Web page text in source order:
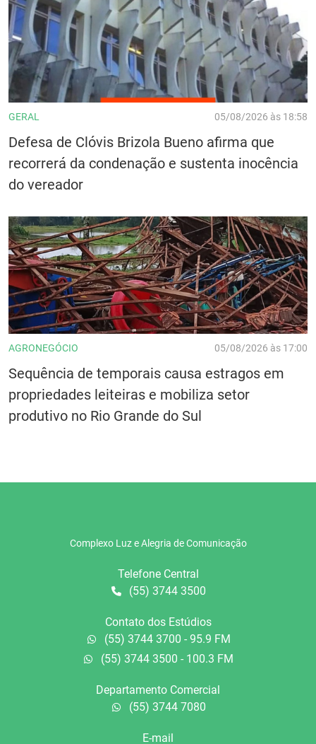
GERAL 05/08/2026 às 18:58
Defesa de Clóvis Brizola Bueno afirma que
recorrerá da condenação e sustenta inocência
do vereador
AGRONEGÓCIO 05/08/2026 às 17:00
Sequência de temporais causa estragos em
propriedades leiteiras e mobiliza setor
produtivo no Rio Grande do Sul
Complexo Luz e Alegria de Comunicação
Telefone Central
(55) 3744 3500
Contato dos Estúdios
(55) 3744 3700 - 95.9 FM
(55) 3744 3500 - 100.3 FM
Departamento Comercial
(55) 3744 7080
E-mail